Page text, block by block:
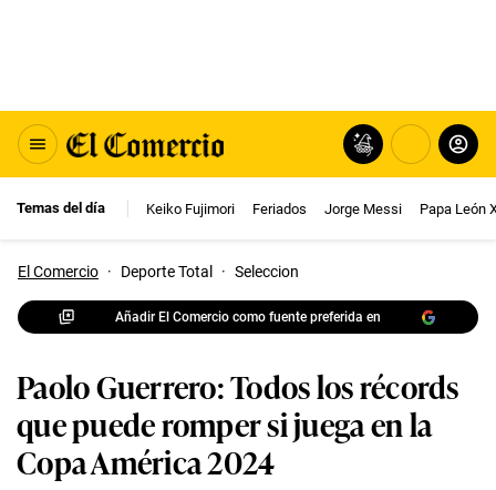
Temas del día Keiko Fujimori Feriados Jorge Messi Papa León
El Comercio · Deporte Total · Seleccion
Añadir El Comercio como fuente preferida en
Paolo Guerrero: Todos los récords
que puede romper si juega en la
Copa América 2024